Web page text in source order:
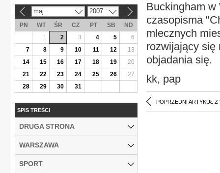
Buckingham w
czasopisma
mlecznych
rozwijający się
objadania się.
kk, pap
POPRZEDNI ARTYKUŁ Z
maj 2007
PN WT ŚR CZ PT SB
ND
1
2 3 4 5
6
7
8 9 10 11 12
13
14
15 16 17 18 19
20
21
22 23 24 25 26
27
28
29 30 31
SPIS TREŚCI
DRUGA STRONA
WARSZAWA
SPORT